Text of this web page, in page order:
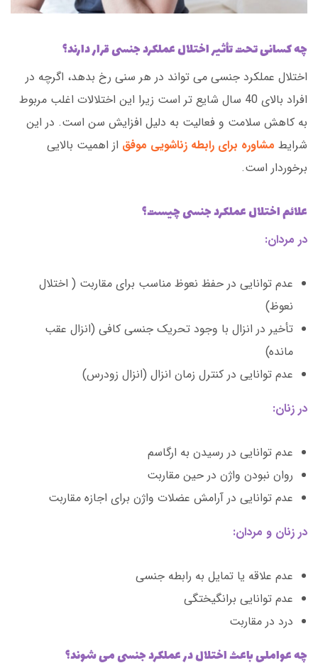
چه کسانی تحت تأثیر اختلال عملکرد جنسی قرار دارند؟
اختلال عملکرد جنسی می تواند در هر سنی رخ بدهد، اگرچه در
افراد بالای 40 سال شایع تر است زیرا این اختلالات اغلب مربوط
به کاهش سلامت و فعالیت به دلیل افزایش سن است. در این
شرایط مشاوره برای رابطه زناشویی موفق از اهمیت بالایی
برخوردار است.
علائم اختلال عملکرد جنسی چیست؟
در مردان:
عدم توانایی در حفظ نعوظ مناسب برای مقاربت ( اختلال
نعوظ)
تأخیر در انزال با وجود تحریک جنسی کافی (انزال عقب
مانده)
عدم توانایی در کنترل زمان انزال (انزال زودرس)
در زنان:
عدم توانایی در رسیدن به ارگاسم
روان نبودن واژن در حين مقاربت
عدم توانایی در آرامش عضلات واژن برای اجازه مقاربت
در زنان و مردان:
عدم علاقه یا تمایل به رابطه جنسی
عدم توانایی برانگیختگی
درد در مقاربت
چه عواملی باعث اختلال در عملکرد جنسی می شوند؟